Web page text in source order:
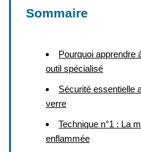
Sommaire
Pourquoi apprendre
outil spécialisé
Sécurité essentielle
verre
Technique n°1 : La
enflammée